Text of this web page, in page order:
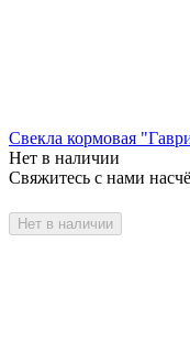
Свекла кормовая
Нет в наличии
Свяжитесь с нами
Нет в наличии